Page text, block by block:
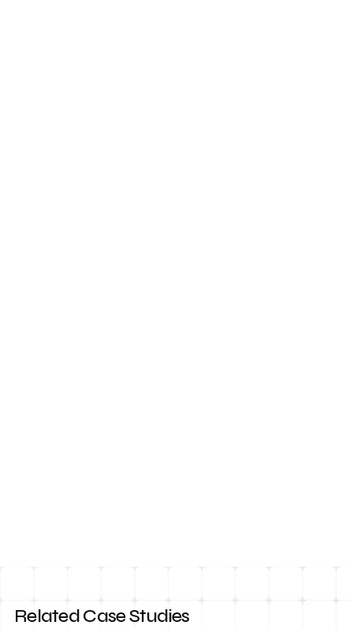
Related Case Studies